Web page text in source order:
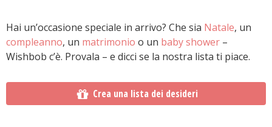
Hai un’occasione speciale in arrivo? Che sia Natale, un
compleanno, un matrimonio o un baby shower –
Wishbob c’è. Provala – e dicci se la nostra lista ti piace.
Crea una lista dei desideri